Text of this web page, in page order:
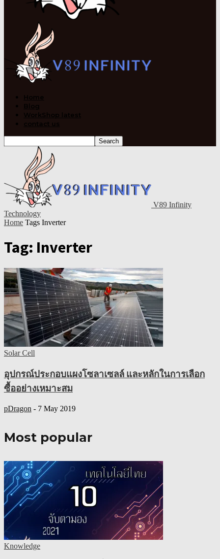
Home
Blog
WorkShop latest
contact us
V89 Infinity
Technology
Home Tags Inverter
Tag: Inverter
Solar Cell
อุปกรณ์ประกอบแผงโซลาเซลล์ และหลักในการเลือก
ซื้ออย่างเหมาะสม
pDragon - 7 May 2019
Most popular
Knowledge